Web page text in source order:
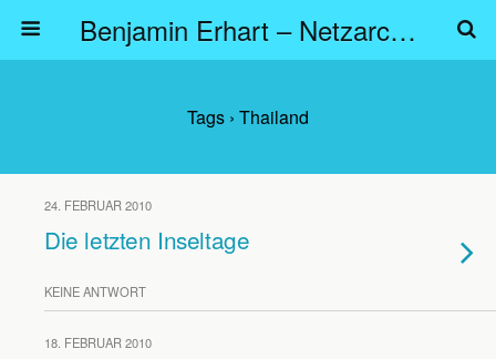
Benjamin Erhart – Netzarchitekt
Tags › Thailand
24. FEBRUAR 2010
Die letzten Inseltage
KEINE ANTWORT
18. FEBRUAR 2010